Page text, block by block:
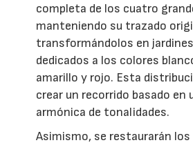
completa de los cuatro
manteniendo su trazado
transformándolos en
dedicados a los colores
amarillo y rojo. Esta
crear un recorrido basado en
armónica de tonalidades.
Asimismo, se restaurarán